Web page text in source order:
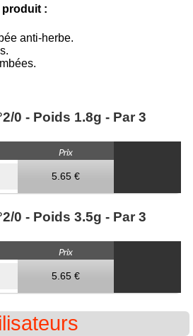
:
anti-herbe.
0 - Poids 1.8g - Par 3
5.65 €
0 - Poids 3.5g - Par 3
5.65 €